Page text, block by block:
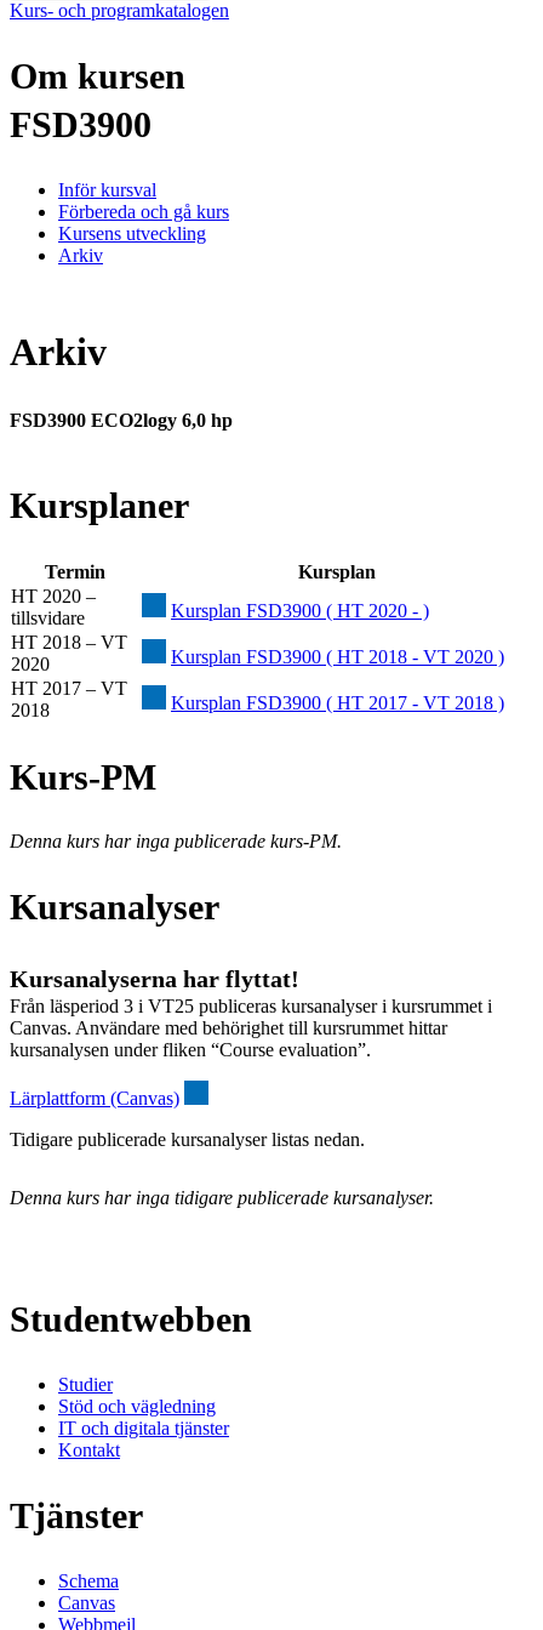
Kurs- och programkatalogen
Om kursen
FSD3900
Inför kursval
Förbereda och gå kurs
Kursens utveckling
Arkiv
Arkiv
FSD3900 ECO2logy 6,0 hp
Kursplaner
Termin
Kursplan
HT 2020 –
tillsvidare
Kursplan FSD3900 ( HT 2020 - )
HT 2018 – VT
2020
Kursplan FSD3900 ( HT 2018 - VT 2020 )
HT 2017 – VT
2018
Kursplan FSD3900 ( HT 2017 - VT 2018 )
Kurs-PM
Denna kurs har inga publicerade kurs-PM.
Kursanalyser
Kursanalyserna har flyttat!
Från läsperiod 3 i VT25 publiceras kursanalyser i kursrummet i
Canvas. Användare med behörighet till kursrummet hittar
kursanalysen under fliken “Course evaluation”.
Lärplattform (Canvas)
Tidigare publicerade kursanalyser listas nedan.
Denna kurs har inga tidigare publicerade kursanalyser.
Studentwebben
Studier
Stöd och vägledning
IT och digitala tjänster
Kontakt
Tjänster
Schema
Canvas
Webbmejl